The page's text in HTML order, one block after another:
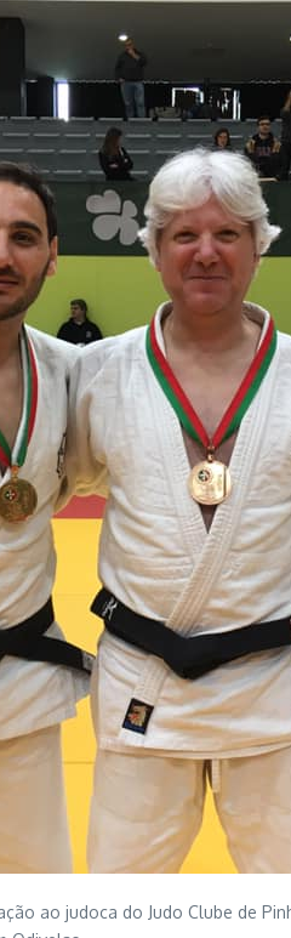
ao judoca do Judo Clube de